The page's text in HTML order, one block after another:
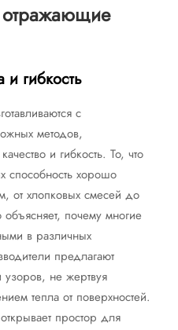
и гибкость
с
методов,
и гибкость. То, что
способность хорошо
от хлопковых смесей до
объясняет, почему многие
в различных
предлагают
узоров, не жертвуя
тепла от поверхностей.
простор для